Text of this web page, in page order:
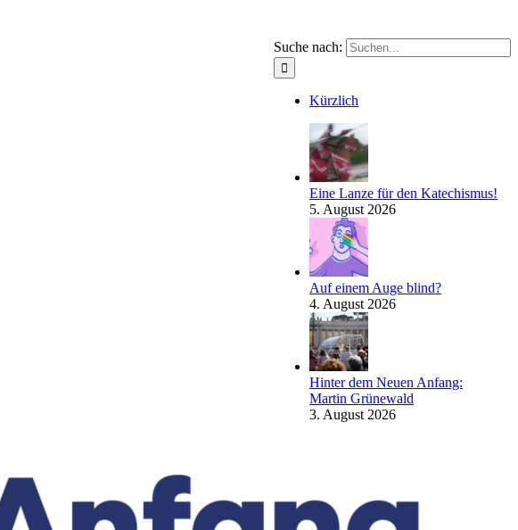
Suche nach:
Kürzlich
Eine Lanze für den Katechismus!
5. August 2026
Auf einem Auge blind?
4. August 2026
Hinter dem Neuen Anfang:
Martin Grünewald
3. August 2026